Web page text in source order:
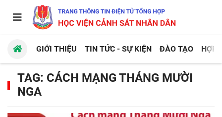
GIỚI THIỆU TIN TỨC - SỰ KIỆN ĐÀO TẠO HỢP
TAG: CÁCH MẠNG THÁNG MƯỜI
NGA